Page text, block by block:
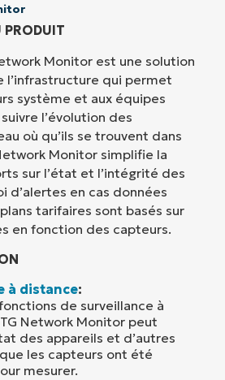
PRODUIT
Monitor est une solution
l’infrastructure qui permet
système et aux équipes
l’évolution des
où qu’ils se trouvent dans
Monitor simplifie la
sur l’état et l’intégrité des
d’alertes en cas données
tarifaires sont basés sur
en fonction des capteurs.
à distance:
de surveillance à
Network Monitor peut
des appareils et d’autres
les capteurs ont été
mesurer.